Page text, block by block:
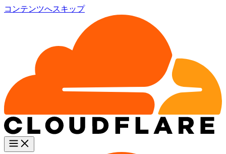
コンテンツへスキップ